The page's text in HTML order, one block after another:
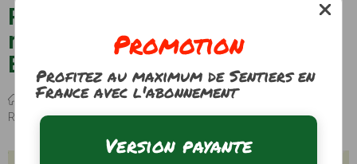
au
contenu
principal
Paulnay (36) - Une église
romane entre Boischaut et
Brenne
Fil
d'Ariane
Sentiers de randonnée Centre-Val de Loire
Randonnée Une église romane entre Boischaut et Brenne
Promotion
Profitez au maximum de Sentiers en
France avec l'abonnement
Version payante